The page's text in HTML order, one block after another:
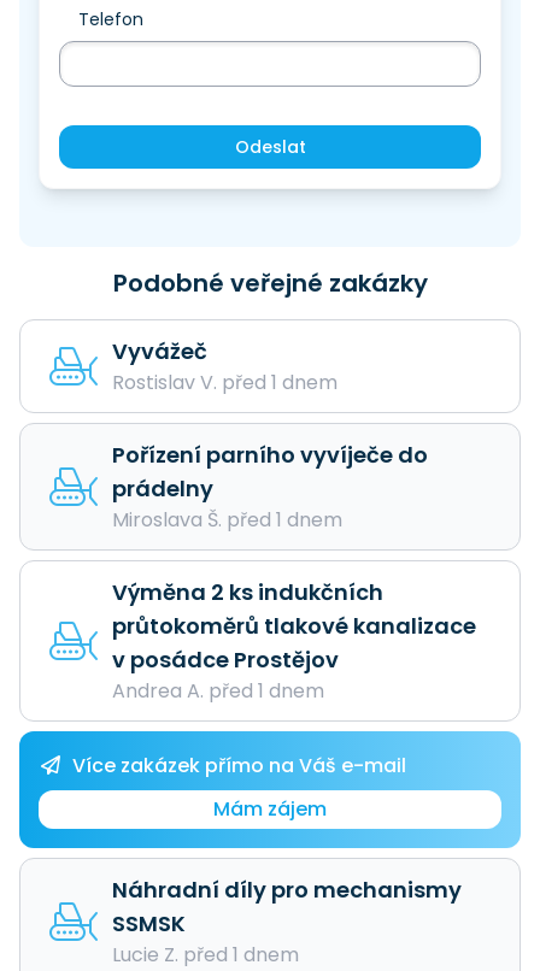
Telefon
Odeslat
Podobné veřejné zakázky
Vyvážeč
Rostislav V. před 1 dnem
Pořízení parního vyvíječe do
prádelny
Miroslava Š. před 1 dnem
Výměna 2 ks indukčních
průtokoměrů tlakové kanalizace
v posádce Prostějov
Andrea A. před 1 dnem
Více zakázek přímo na Váš e-mail
Mám zájem
Náhradní díly pro mechanismy
SSMSK
Lucie Z. před 1 dnem